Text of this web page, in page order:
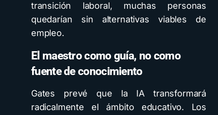
transición laboral, muchas personas
quedarían sin alternativas viables de
empleo.
El maestro como guía, no como
fuente de conocimiento
Gates prevé que la IA transformará
radicalmente el ámbito educativo. Los